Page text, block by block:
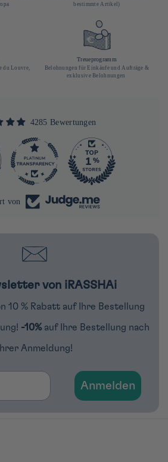
bestimmte Artikel)
du Louvre,
Treueprogramm
Belohnungen für Einkäufe und Aufträge &
exklusive Belohnungen
4285 Bewertungen
von
von iRASSHAi
10 % Rabatt auf Ihre Bestellung
-10% auf Ihre Bestellung nach
Ihrer Anmeldung!
Anmelden